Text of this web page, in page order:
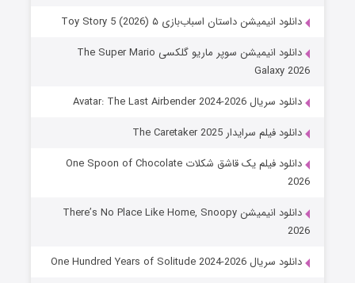
دانلود انیمیشن داستان اسباب‌بازی ۵ Toy Story 5 (2026)
دانلود انیمیشن سوپر ماریو گلکسی The Super Mario
Galaxy 2026
دانلود سریال Avatar: The Last Airbender 2024-2026
دانلود فیلم سرایدار The Caretaker 2025
دانلود فیلم یک قاشق شکلات One Spoon of Chocolate
2026
دانلود انیمیشن There’s No Place Like Home, Snoopy
2026
دانلود سریال One Hundred Years of Solitude 2024-2026